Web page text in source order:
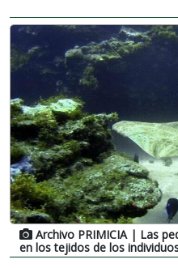
Archivo PRIMICIA | Las
en los tejidos de los